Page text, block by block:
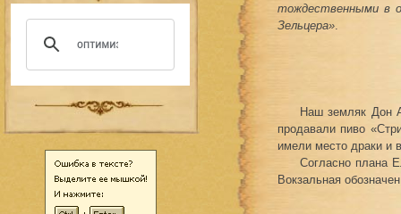
тождественными в
Зельцера».
Наш земляк Дон
продавали пиво
имели место драки и
Согласно плана
Вокзальная